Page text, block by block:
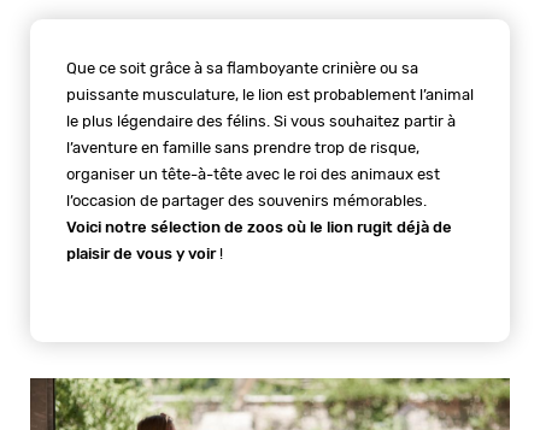
Que ce soit grâce à sa flamboyante crinière ou sa
puissante musculature, le lion est probablement l’animal
le plus légendaire des félins. Si vous souhaitez partir à
l’aventure en famille sans prendre trop de risque,
organiser un tête-à-tête avec le roi des animaux est
l’occasion de partager des souvenirs mémorables.
Voici notre sélection de zoos où le lion rugit déjà de
plaisir de vous y voir !